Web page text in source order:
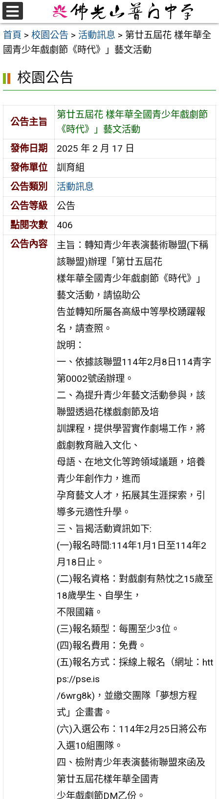
跳
至
主
要
首頁 > 校園公告 > 活動訊息 > 第廿五屆花 樣年華全
國青少年戲劇節《時代》」藝文活動
校園公告
公告主旨
第廿五屆花 樣年華全國青少年戲劇節
《時代》」藝文活動
發佈日期
2025 年 2 月 17 日
發佈單位
訓育組
公告類別
活動訊息
公告等級
公告
點閱次數
406
公告內容
主旨：轉知青少年表演藝術聯盟(下稱
該聯盟)辦理「第廿五屆花
樣年華全國青少年戲劇節《時代》」
藝文活動，請協助公
告並轉知所屬各高級中等學校踴躍報
名，請查照。
說明：
一、依據該聯盟114年2月8日114青字
第0002號函辦理。
二、為提升青少年藝文活動參與，該
聯盟透過花樣戲劇節及培
訓課程，提供學習實作劇場工作，將
戲劇教育融入文化、
母語、在地文化等跨領域議題，培養
青少年創作力，進而
孕育藝文人才，拓展其生涯探索，引
導多元適性升學。
三、旨揭活動資訊如下:
(一)報名時間:114年1月1日至114年2
月18日止。
(二)報名資格：對戲劇有熱忱之15歲至
18歲學生、自學生，
不限國籍。
(三)報名類型：每團至少3位。
(四)報名費用：免費。
(五)報名方式：採線上報名（網址：htt
ps://pse.is
/6wrg8k)，並繳交團隊「夢想方程
式」企畫書。
(六)入選公布：114年2月25日將公布
入選10組團隊。
四、檢附青少年表演藝術聯盟來函及
第廿五屆花樣年華全國青
少年戲劇節DM乙份。
選
單